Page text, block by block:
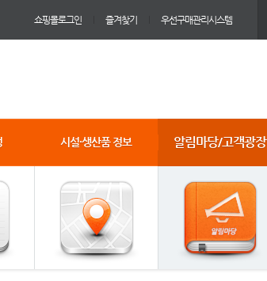
쇼핑몰로그인 즐겨찾기 우선구매관리시스템
시설·생산품 정보 알림마당/고객광장